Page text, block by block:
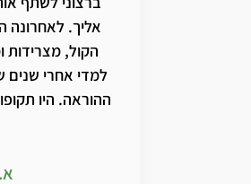
אליך. לאחרונה
הקול, מצרידות
למדי אחרי שנים
ההוראה. היו
ה"טובים"
מפגשים בהם
קולית נכונה,